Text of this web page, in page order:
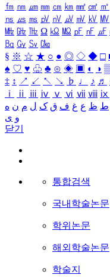
㎙ ㎚ ㎛ ㎜ ㎝ ㎞ ㎟ ㎠ ㎡
㎱ ㎲ ㎳ ㎴ ㎵ ㎶ ㎷ ㎸ ㎹
㎒ ㎓ ㎔ Ω ㏀ ㏁ ㎊ ㎋ ㎌
㏃ ㏉ ㏜ ㏆
§ ※ ☆ ★ ○ ● ◎ ◇ ◆ □
♠ ♡ ♥ ♧ ♣ ⊙ ◈ ▣ ◐ ◑ ▒
‡ ↕ ↗ ↙ ↖ ↘ ♭ ♩ ♪ ♬
ⅰ
ⅱ ⅲ ⅳ ⅴ ⅵ ⅶ ⅷ ⅸ
ط ظ ع غ ف ق ک ل م ن ه
و ی
닫기
통합검색
국내학술논문
학위논문
해외학술논문
학술지